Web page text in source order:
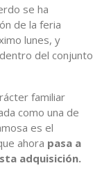
se ha
de la feria
lunes, y
del conjunto
familiar
como una de
es el
ahora pasa a
adquisición.